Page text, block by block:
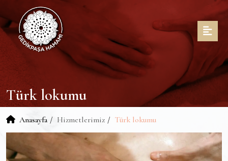
Türk lokumu
Anasayfa Hizmetlerimiz Türk lokumu